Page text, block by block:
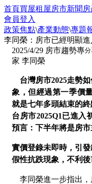
首頁買屋租屋房市新聞
會員登入
政策焦點\產業動態\專題
李同榮：房市已經明顯
分
2025/4/29 房市趨勢專
家 李同榮
台灣房市2025走勢
象，但經過第一季價
就是七年多頭結束的
台房市2025Q1已進入
預言：下半年將是房市
實價登錄未即時，引
假性抗跌現象，不利後
李同榮進一步指出